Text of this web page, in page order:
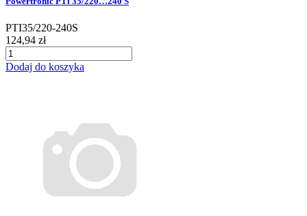
PTI35/220-240S
124,94 zł
Dodaj do koszyka